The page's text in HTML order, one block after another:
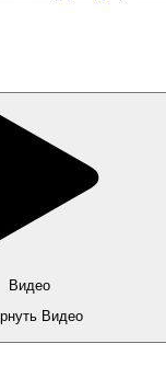
Видео
Видео